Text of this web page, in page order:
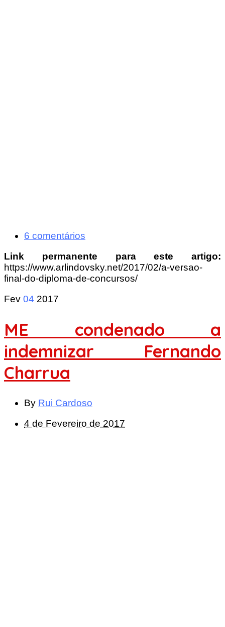
6 comentários
Link permanente para este artigo:
https://www.arlindovsky.net/2017/02/a-versao-
final-do-diploma-de-concursos/
Fev 04 2017
ME condenado a
indemnizar Fernando
Charrua
By Rui Cardoso
4 de Fevereiro de 2017